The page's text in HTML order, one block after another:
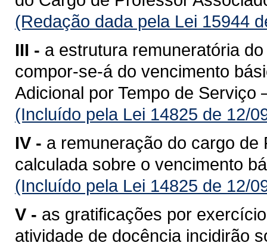
(Redação dada pela Lei 15944
III - a estrutura remuneratória
compor-se-á do vencimento
Adicional por Tempo de Serviço
(Incluído pela Lei 14825 de 12/
IV - a remuneração do cargo
calculada sobre o vencimento
(Incluído pela Lei 14825 de 12/
V - as gratificações por
atividade de docência incidirão